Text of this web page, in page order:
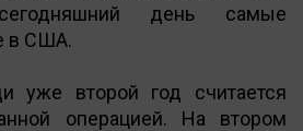
день самые
в США.
уже второй год считается
операцией. На втором